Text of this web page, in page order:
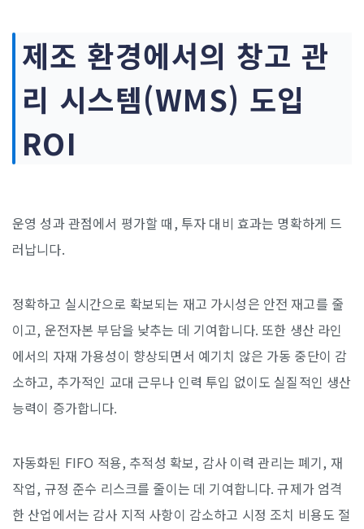
제조 환경에서의 창고 관
리 시스템(WMS) 도입
ROI
운영 성과 관점에서 평가할 때, 투자 대비 효과는 명확하게 드
러납니다.
정확하고 실시간으로 확보되는 재고 가시성은 안전 재고를 줄
이고, 운전자본 부담을 낮추는 데 기여합니다. 또한 생산 라인
에서의 자재 가용성이 향상되면서 예기치 않은 가동 중단이 감
소하고, 추가적인 교대 근무나 인력 투입 없이도 실질적인 생산
능력이 증가합니다.
자동화된 FIFO 적용, 추적성 확보, 감사 이력 관리는 폐기, 재
작업, 규정 준수 리스크를 줄이는 데 기여합니다. 규제가 엄격
한 산업에서는 감사 지적 사항이 감소하고 시정 조치 비용도 절